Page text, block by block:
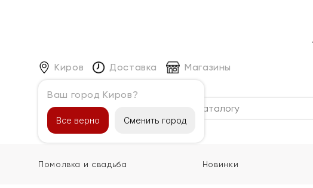
Киров
Ваш город Киров?
Все верно Сменить город
Доставка Магазины
Каталог
Помолвка и свадьба Новинки